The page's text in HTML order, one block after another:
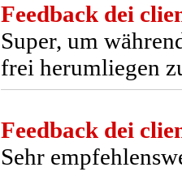
Feedback dei
Super, um
frei herumliegen
Feedback dei
Sehr